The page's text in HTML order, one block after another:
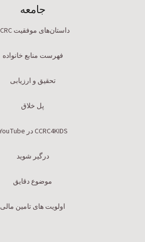
جامعه
داستان‌های موفقیت CCRC
فهرست منابع خانواده
تحقیق و ارزیابی
پل خلاق
CCRC4KIDS در YouTube!
درگیر شوید
موضوع دقایق
اولویت های تامین مالی